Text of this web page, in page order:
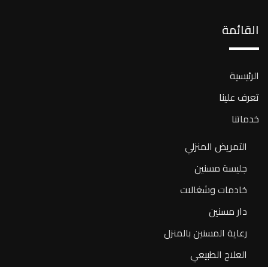
القائمة
الرئيسية
تعرف علينا
خدماتنا
التمريض المنزلي
جليسة مسنين
خادمات وشغالات
دار مسنين
رعاية المسنين بالمنزل
العلاج الطبيعي